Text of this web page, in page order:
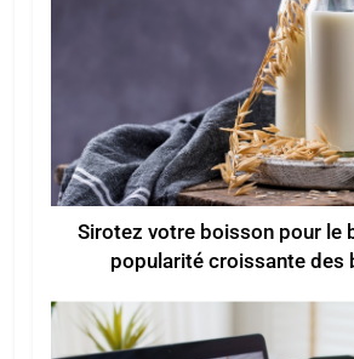
Sirotez votre boisson pour le
popularité croissante des